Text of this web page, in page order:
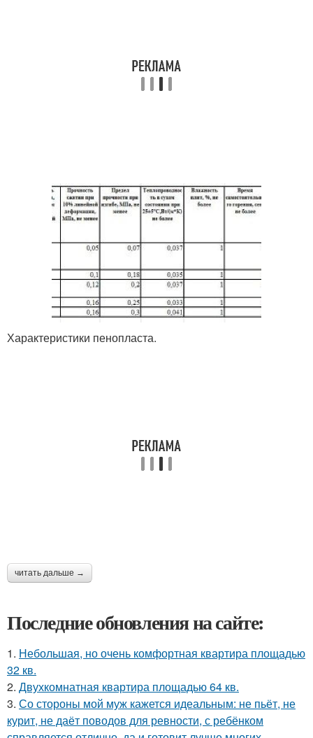
Характеристики пенопласта.
читать дальше →
Последние обновления на сайте:
1. Небольшая, но очень комфортная квартира площадью
32 кв.
2. Двухкомнатная квартира площадью 64 кв.
3. Со стороны мой муж кажется идеальным: не пьёт, не
курит, не даёт поводов для ревности, с ребёнком